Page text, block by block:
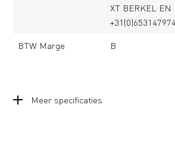
XT BERKEL EN
BTW Marge
B
Meer specificaties